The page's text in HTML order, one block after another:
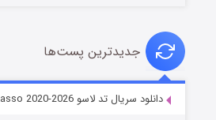
خاندان اژدها فصل ۳
جدیدترین پست‌ها
دانلود سریال تد لاسو Ted Lasso 2020-2026